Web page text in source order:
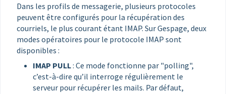
Dans les profils de messagerie, plusieurs protocoles
peuvent être configurés pour la récupération des
courriels, le plus courant étant IMAP. Sur Gespage, deux
modes opératoires pour le protocole IMAP sont
disponibles :
IMAP PULL: Ce mode fonctionne par "polling",
c’est-à-dire qu’il interroge régulièrement le
serveur pour récupérer les mails. Par défaut,